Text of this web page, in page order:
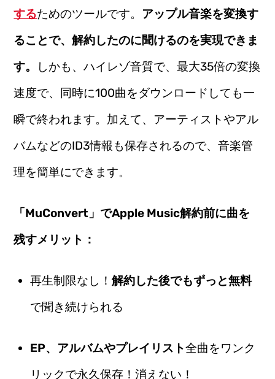
するためのツールです。 アップル音楽を変換す
ることで、解約したのに聞けるのを実現できま
す。
しかも、ハイレゾ音質で、最大35倍の変換
速度で、同時に100曲をダウンロードしても一
瞬で終われます。加えて、アーティストやアル
バムなどのID3情報も保存されるので、音楽管
理を簡単にできます。
「MuConvert」でApple Music解約前に曲を
残すメリット：
再生制限なし！解約した後でもずっと無料
で聞き続けられる
EP、アルバムやプレイリスト全曲をワンク
リックで永久保存！消えない！